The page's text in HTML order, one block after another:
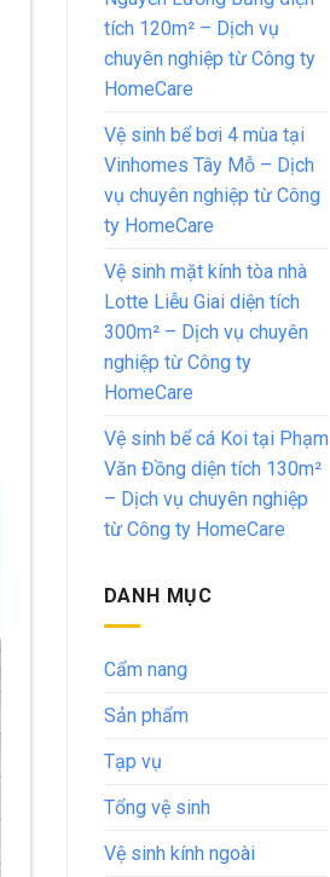
tích 120m² – Dịch vụ
chuyên nghiệp từ Công ty
HomeCare
Vệ sinh bể bơi 4 mùa tại
Vinhomes Tây Mỗ – Dịch
vụ chuyên nghiệp từ Công
ty HomeCare
Vệ sinh mặt kính tòa nhà
Lotte Liễu Giai diện tích
300m² – Dịch vụ chuyên
nghiệp từ Công ty
HomeCare
Vệ sinh bể cá Koi tại Phạm
Văn Đồng diện tích 130m²
– Dịch vụ chuyên nghiệp
từ Công ty HomeCare
DANH MỤC
Cẩm nang
Sản phẩm
Tạp vụ
Tổng vệ sinh
Vệ sinh kính ngoài